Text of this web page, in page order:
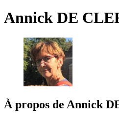
Annick DE
À propos de Annick